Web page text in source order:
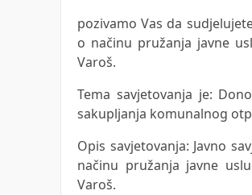
pozivamo Vas da
o načinu pružanja javne
Varoš.
Tema savjetovanja je:
sakupljanja komunalnog
Opis savjetovanja: Javno
načinu pružanja javne
Varoš.